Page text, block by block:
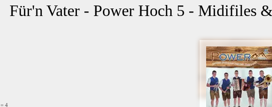
Für'n Vater - Power Hoch 5 - Midifiles
4